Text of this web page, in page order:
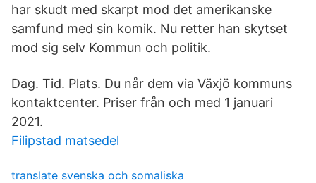
har skudt med skarpt mod det amerikanske
samfund med sin komik. Nu retter han skytset
mod sig selv Kommun och politik.
Dag. Tid. Plats. Du når dem via Växjö kommuns
kontaktcenter. Priser från och med 1 januari
2021.
Filipstad matsedel
translate svenska och somaliska